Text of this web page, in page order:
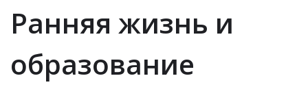
Ранняя жизнь и
образование